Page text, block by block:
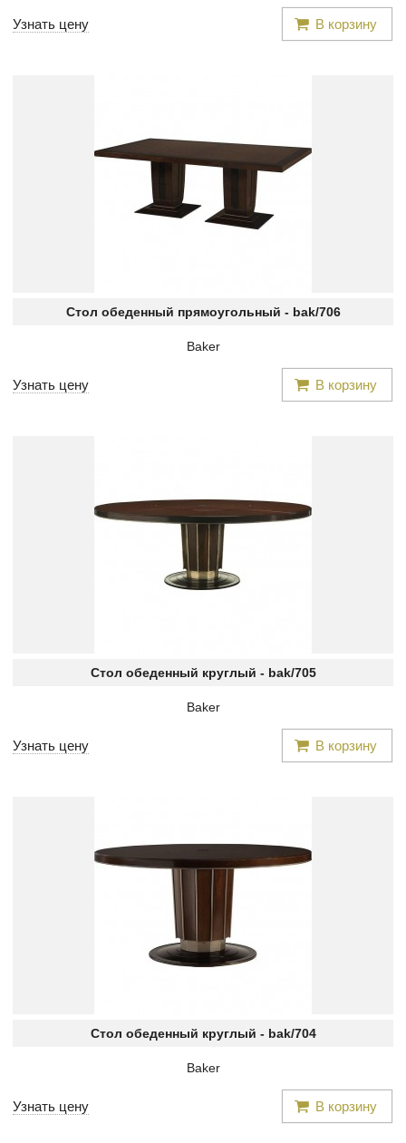
Узнать цену В корзину
Стол обеденный прямоугольный - bak/706
Baker
Узнать цену В корзину
Стол обеденный круглый - bak/705
Baker
Узнать цену В корзину
Стол обеденный круглый - bak/704
Baker
Узнать цену В корзину